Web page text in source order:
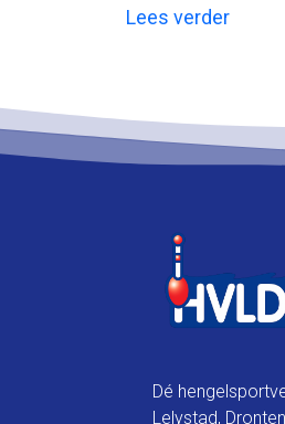
Lees verder
Dé
Lelystad,